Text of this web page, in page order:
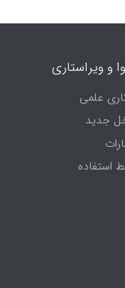
و ویراستاری
علمی
جدید
استفاده